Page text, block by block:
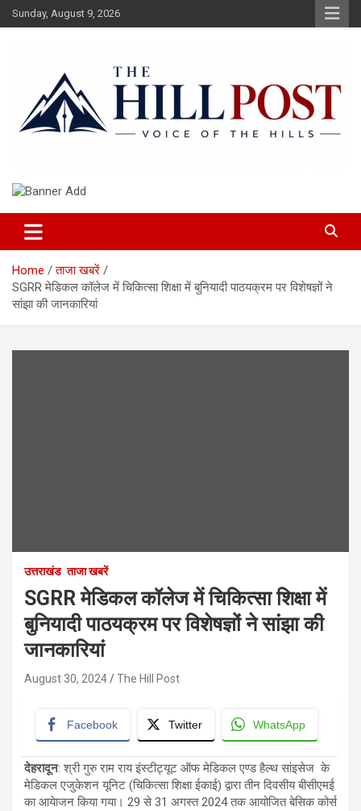
Skip
to
Sunday, August 9, 2026
The Hillpost
Home
ताजा खबरें
SGRR मेडिकल कॉलेज में चिकित्सा शिक्षा में बुनियादी पाठयक्रम पर विशेषज्ञों ने
सांझा की जानकारियां
उत्तराखंड ताजा खबरें
SGRR मेडिकल कॉलेज में चिकित्सा शिक्षा में
बुनियादी पाठयक्रम पर विशेषज्ञों ने सांझा की
जानकारियां
August 30, 2024 The Hill Post
Facebook Twitter WhatsApp
देहरादून: श्री गुरु राम राय इंस्टीट्यूट ऑफ मेडिकल एण्ड हैल्थ सांइसेज के
मेडिकल एजुकेशन यूनिट (चिकित्सा शिक्षा ईकाई) द्वारा तीन दिवसीय बीसीएमई
का आयेाजन किया गया। 29 से 31 अगस्त 2024 तक आयोजित बेसिक कोर्स